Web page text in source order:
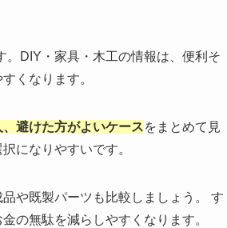
DIY・家具・木工の情報は、便利そ
くなります。
避けた方がよいケースをまとめて見
になりやすいです。
や既製パーツも比較しましょう。 す
の無駄を減らしやすくなります。